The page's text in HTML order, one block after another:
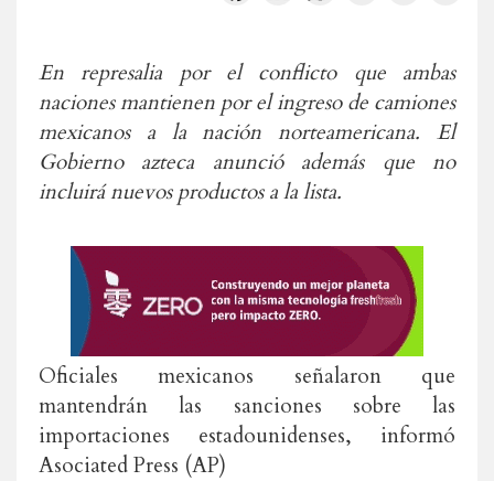
En represalia por el conflicto que ambas
naciones mantienen por el ingreso de camiones
mexicanos a la nación norteamericana. El
Gobierno azteca anunció además que no
incluirá nuevos productos a la lista.
Oficiales mexicanos señalaron que
mantendrán las sanciones sobre las
importaciones estadounidenses, informó
Asociated Press (AP)